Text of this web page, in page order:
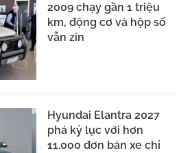
2009 chạy gần 1 triệu
km, động cơ và hộp số
vẫn zin
Hyundai Elantra 2027
phá kỷ lục với hơn
11.000 đơn bán xe chỉ